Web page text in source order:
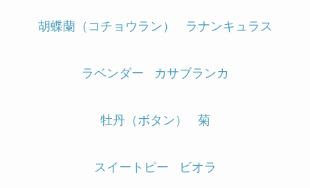
胡蝶蘭（コチョウラン） ラナンキュラス
ラベンダー カサブランカ
牡丹（ボタン） 菊
スイートピー ビオラ